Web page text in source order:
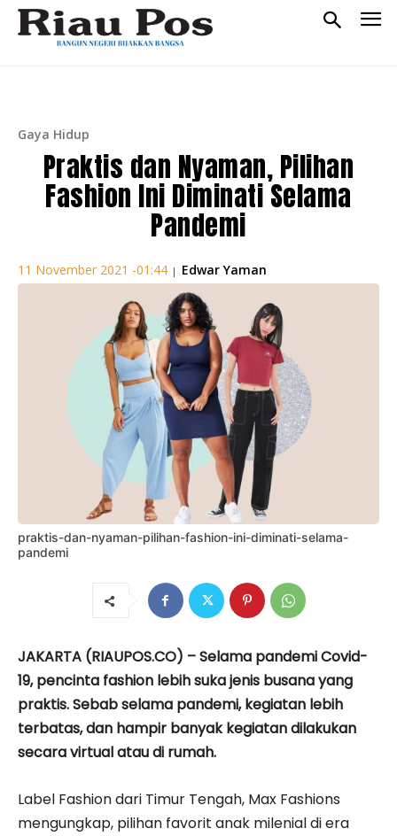
Gaya Hidup
Praktis dan Nyaman, Pilihan
Fashion Ini Diminati Selama
Pandemi
11 November 2021 -01:44 | Edwar Yaman
praktis-dan-nyaman-pilihan-fashion-ini-diminati-selama-
pandemi
JAKARTA (RIAUPOS.CO) – Selama pandemi Covid-
19, pencinta fashion lebih suka jenis busana yang
praktis. Sebab selama pandemi, kegiatan lebih
terbatas, dan hampir banyak kegiatan dilakukan
secara virtual atau di rumah.
Label Fashion dari Timur Tengah, Max Fashions
mengungkap, pilihan favorit anak milenial di era